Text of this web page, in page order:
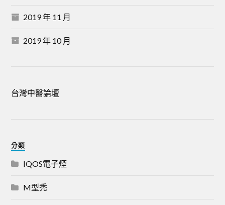
2019 年 11 月
2019 年 10 月
台灣中醫論壇
分類
IQOS電子煙
M型禿